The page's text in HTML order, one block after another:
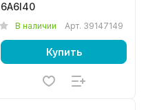
6A6I40
В наличии Арт. 39147149
Купить